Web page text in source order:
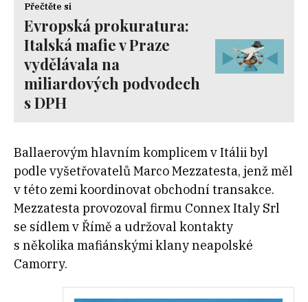
Přečtěte si
Evropská prokuratura:
Italská mafie v Praze
vydělávala na
miliardových podvodech
s DPH
Ballaerovým hlavním komplicem v Itálii byl
podle vyšetřovatelů Marco Mezzatesta, jenž měl
v této zemi koordinovat obchodní transakce.
Mezzatesta provozoval firmu Connex Italy Srl
se sídlem v Římě a udržoval kontakty
s několika mafiánskými klany neapolské
Camorry.